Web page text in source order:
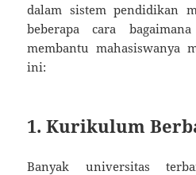
dalam sistem pendidikan
beberapa cara
membantu mahasiswanya
ini:
1. Kurikulum
Banyak universitas